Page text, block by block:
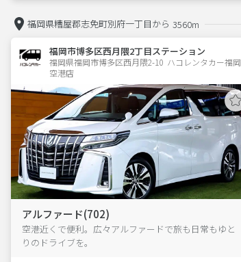
福岡県糟屋郡志免町別府一丁目から 3560m
福岡市博多区西月隈2丁目ステーション
福岡県福岡市博多区西月隈2-10  ハコレンタカー福岡
空港店
アルファード(702)
空港近くで便利。広々アルファードで旅も日常もゆと
りのドライブを。